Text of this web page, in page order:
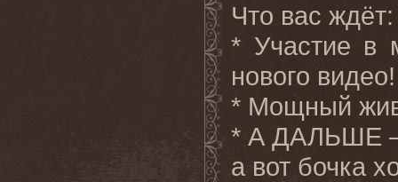
Что вас ждёт:
* Участие в
нового видео!
* Мощный
* А ДАЛЬШЕ
а вот бочка